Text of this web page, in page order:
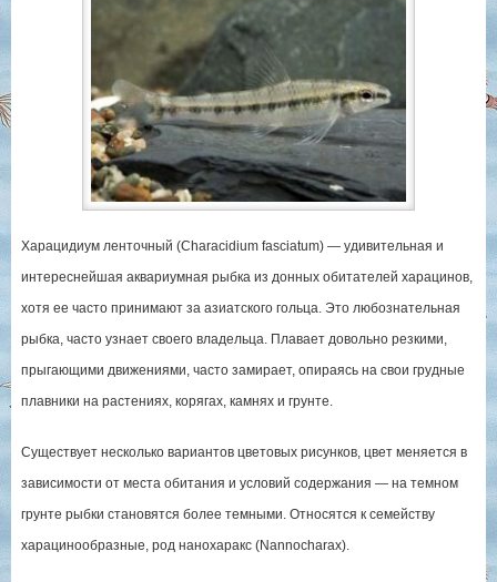
Харацидиум ленточный (Сharacidium fasciatum) — удивительная и
интереснейшая аквариумная рыбка из донных обитателей харацинов,
хотя ее часто принимают за азиатского гольца. Это любознательная
рыбка, часто узнает своего владельца. Плавает довольно резкими,
прыгающими движениями, часто замирает, опираясь на свои грудные
плавники на растениях, корягах, камнях и грунте.
Существует несколько вариантов цветовых рисунков, цвет меняется в
зависимости от места обитания и условий содержания — на темном
грунте рыбки становятся более темными. Относятся к семейству
харацинообразные, род нанохаракс (Nannocharax).